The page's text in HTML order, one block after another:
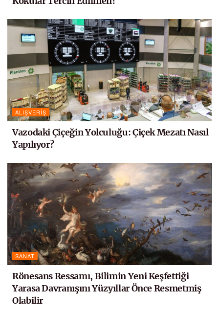
ALIŞVERIŞ
Vazodaki Çiçeğin Yolculuğu: Çiçek Mezatı Nasıl
Yapılıyor?
SANAT
Rönesans Ressamı, Bilimin Yeni Keşfettiği
Yarasa Davranışını Yüzyıllar Önce Resmetmiş
Olabilir